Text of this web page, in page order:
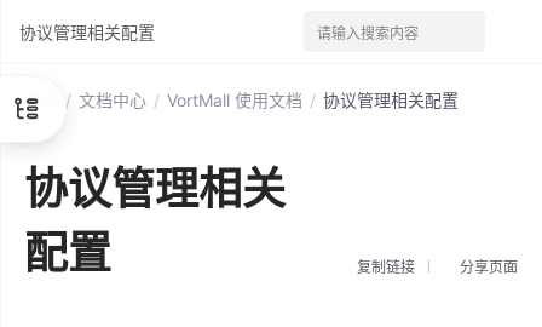
首页 / 文档中心 / VortMall 使用文档 / 协议管理相关配置
协议管理相关
配置
复制链接 分享页面
协议管理相关配置 请输入搜索内容